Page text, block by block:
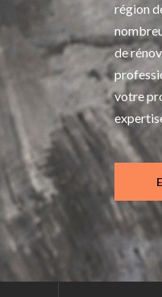
région
de
votre